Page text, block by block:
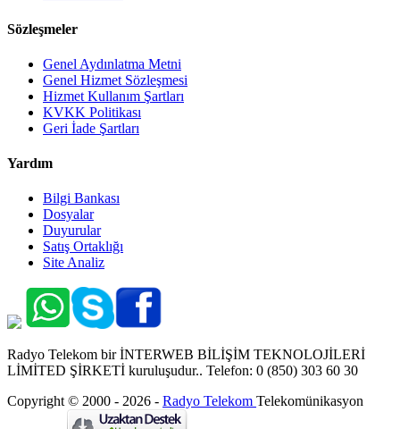
Sözleşmeler
Genel Aydınlatma Metni
Genel Hizmet Sözleşmesi
Hizmet Kullanım Şartları
KVKK Politikası
Geri İade Şartları
Yardım
Bilgi Bankası
Dosyalar
Duyurular
Satış Ortaklığı
Site Analiz
Radyo Telekom bir İNTERWEB BİLİŞİM TEKNOLOJİLERİ
LİMİTED ŞİRKETİ kuruluşudur.. Telefon: 0 (850) 303 60 30
Copyright © 2000 - 2026 - Radyo Telekom Telekomünikasyon